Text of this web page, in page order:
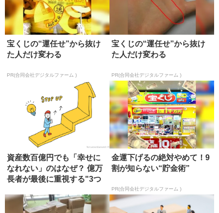
宝くじの“運任せ”から抜け
た人だけ変わる
PR(合同会社デジタルファーム )
宝くじの“運任せ”から抜け
た人だけ変わる
PR(合同会社デジタルファーム )
資産数百億円でも「幸せに
なれない」のはなぜ？ 億万
長者が最後に重視する"3つ
金運下げるの絶対やめて！9
割が知らない“貯金術”
PR(合同会社デジタルファーム )